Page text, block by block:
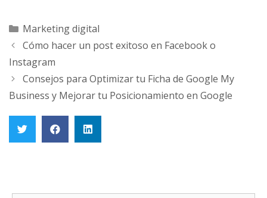
Marketing digital
Cómo hacer un post exitoso en Facebook o
Instagram
Consejos para Optimizar tu Ficha de Google My
Business y Mejorar tu Posicionamiento en Google